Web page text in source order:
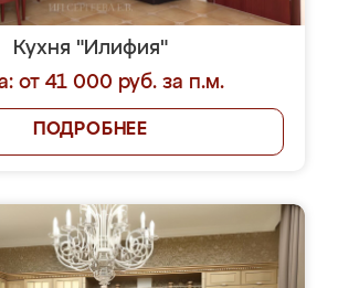
Кухня "Илифия"
от 41 000 руб. за п.м.
ПОДРОБНЕЕ